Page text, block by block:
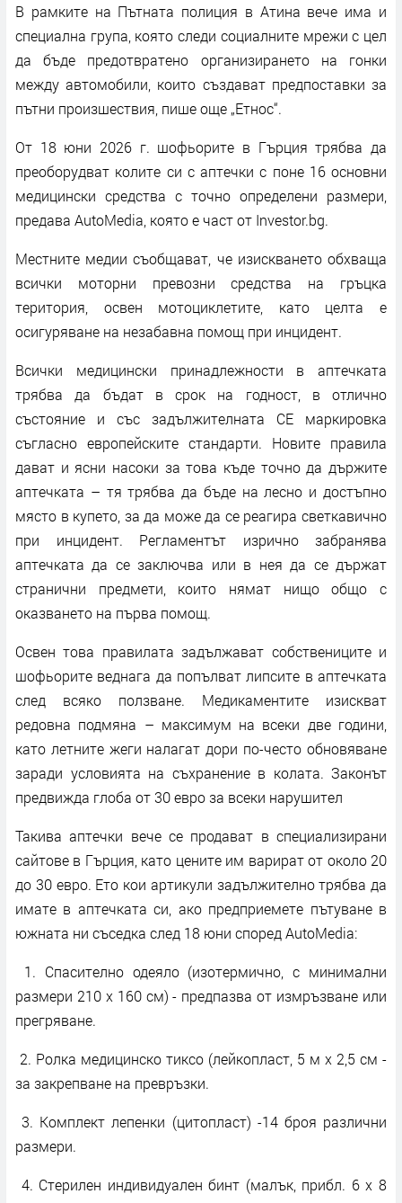
В рамките на Пътната полиция в Атина вече има и
специална група, която следи социалните мрежи с цел
да бъде предотвратено организирането на гонки
между автомобили, които създават предпоставки за
пътни произшествия, пише още „Етнос“.
От 18 юни 2026 г. шофьорите в Гърция трябва да
преоборудват колите си с аптечки с поне 16 основни
медицински средства с точно определени размери,
предава AutoMedia, която е част от Investor.bg.
Местните медии съобщават, че изискването обхваща
всички моторни превозни средства на гръцка
територия, освен мотоциклетите, като целта е
осигуряване на незабавна помощ при инцидент.
Всички медицински принадлежности в аптечката
трябва да бъдат в срок на годност, в отлично
състояние и със задължителната СЕ маркировка
съгласно европейските стандарти. Новите правила
дават и ясни насоки за това къде точно да държите
аптечката – тя трябва да бъде на лесно и достъпно
място в купето, за да може да се реагира светкавично
при инцидент. Регламентът изрично забранява
аптечката да се заключва или в нея да се държат
странични предмети, които нямат нищо общо с
оказването на първа помощ.
Освен това правилата задължават собствениците и
шофьорите веднага да попълват липсите в аптечката
след всяко ползване. Медикаментите изискват
редовна подмяна – максимум на всеки две години,
като летните жеги налагат дори по-често обновяване
заради условията на съхранение в колата. Законът
предвижда глоба от 30 евро за всеки нарушител
Такива аптечки вече се продават в специализирани
сайтове в Гърция, като цените им варират от около 20
до 30 евро. Ето кои артикули задължително трябва да
имате в аптечката си, ако предприемете пътуване в
южната ни съседка след 18 юни според AutoMedia:
1. Спасително одеяло (изотермично, с минимални
размери 210 x 160 см) - предпазва от измръзване или
прегряване.
2. Ролка медицинско тиксо (лейкопласт, 5 м x 2,5 см -
за закрепване на превръзки.
3. Комплект лепенки (цитοпласт) -14 броя различни
размери.
4. Стерилен индивидуален бинт (малък, прибл. 6 x 8